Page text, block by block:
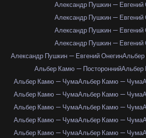
Александр Пушкин — Евгений
Александр Пушкин — Евгений
Александр Пушкин — Евгений
Александр Пушкин — Евгений
Александр Пушкин — Евгений Онегин
Альбер Камю — Посторонний
Альбер Камю — ЧумаАльбер Камю — Чума
Альбер Камю — ЧумаАльбер Камю — Чума
Альбер Камю — ЧумаАльбер Камю — Чума
Альбер Камю — ЧумаАльбер Камю — Чума
Альбер Камю — ЧумаАльбер Камю — Чума